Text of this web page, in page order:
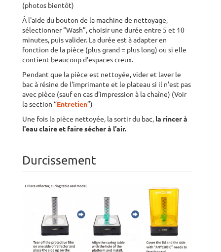
(photos bientôt)
À l'aide du bouton de la machine de nettoyage,
sélectionner “Wash”, choisir une durée entre 5 et 10
minutes, puis valider. La durée est à adapter en
fonction de la pièce (plus grand = plus long) ou si elle
contient beaucoup d'espaces creux.
Pendant que la pièce est nettoyée, vider et laver le
bac à résine de l'imprimante et le plateau si il n'est pas
avec pièce (sauf en cas d'impression à la chaîne) (Voir
la section “Entretien”)
Une fois la pièce nettoyée, la sortir du bac, la rincer à
l'eau claire et faire sécher à l'air.
Durcissement